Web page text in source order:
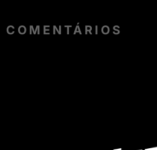
COMENTÁRIOS